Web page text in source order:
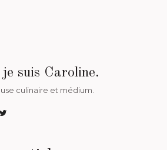
suis Caroline.
culinaire et médium.